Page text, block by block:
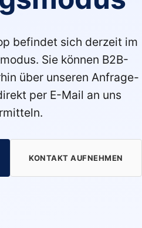
befindet sich derzeit im
Sie können B2B-
über unseren Anfrage-
per E-Mail an uns
KONTAKT AUFNEHMEN